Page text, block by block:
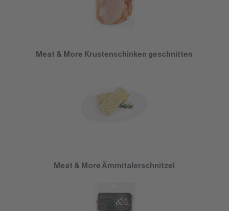
Meat & More Krustenschinken geschnitten
Meat & More Ämmitalerschnitzel